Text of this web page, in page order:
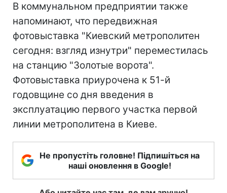
В коммунальном предприятии также
напоминают, что передвижная
фотовыставка "Киевский метрополитен
сегодня: взгляд изнутри" переместилась
на станцию "Золотые ворота".
Фотовыставка приурочена к 51-й
годовщине со дня введения в
эксплуатацию первого участка первой
линии метрополитена в Киеве.
Не пропустіть головне! Підпишіться на
наші оновлення в Google!